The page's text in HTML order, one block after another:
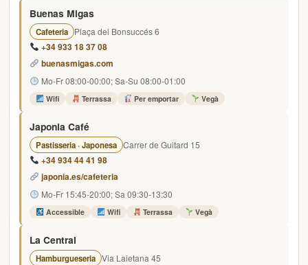
Buenas Migas
Cafeteria
Plaça del Bonsuccés 6
+34 933 18 37 08
buenasmigas.com
Mo-Fr 08:00-00:00; Sa-Su 08:00-01:00
Wifi Terrassa Per emportar Vegà
Japonia Café
Pastisseria · Japonesa Carrer de Guitard 15
+34 934 44 41 98
japonia.es/cafeteria
Mo-Fr 15:45-20:00; Sa 09:30-13:30
Accessible Wifi Terrassa Vegà
La Central
Hamburgueseria Via Laietana 45